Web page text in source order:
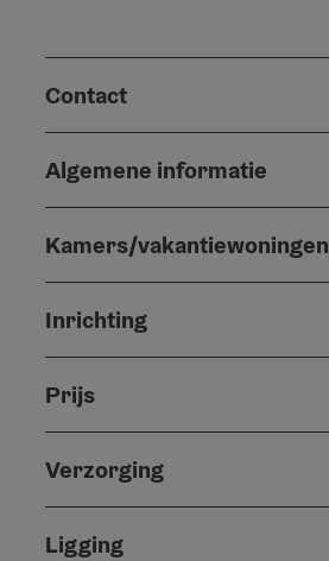
Contact
Algemene informatie
Kamers/vakantiewoningen
Inrichting
Prijs
Verzorging
Ligging